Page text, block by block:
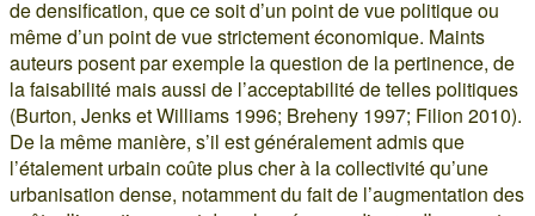
de densification, que ce soit d’un point de vue politique ou
même d’un point de vue strictement économique. Maints
auteurs posent par exemple la question de la pertinence, de
la faisabilité mais aussi de l’acceptabilité de telles politiques
(Burton, Jenks et Williams 1996; Breheny 1997; Filion 2010).
De la même manière, s’il est généralement admis que
l’étalement urbain coûte plus cher à la collectivité qu’une
urbanisation dense, notamment du fait de l’augmentation des